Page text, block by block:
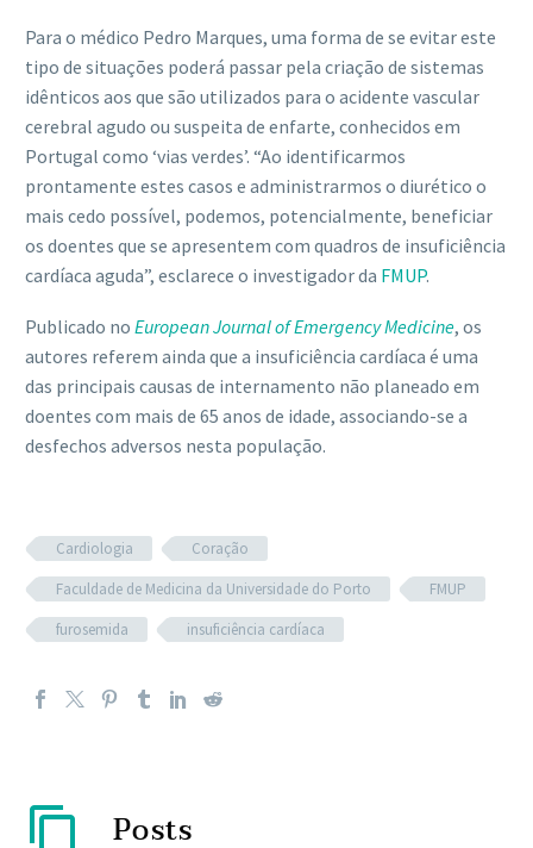
Para o médico Pedro Marques, uma forma de se evitar este
tipo de situações poderá passar pela criação de sistemas
idênticos aos que são utilizados para o acidente vascular
cerebral agudo ou suspeita de enfarte, conhecidos em
Portugal como ‘vias verdes’. “Ao identificarmos
prontamente estes casos e administrarmos o diurético o
mais cedo possível, podemos, potencialmente, beneficiar
os doentes que se apresentem com quadros de insuficiência
cardíaca aguda”, esclarece o investigador da FMUP.
Publicado no European Journal of Emergency Medicine, os
autores referem ainda que a insuficiência cardíaca é uma
das principais causas de internamento não planeado em
doentes com mais de 65 anos de idade, associando-se a
desfechos adversos nesta população.
Cardiologia
Coração
Faculdade de Medicina da Universidade do Porto
FMUP
furosemida
insuficiência cardíaca
Posts